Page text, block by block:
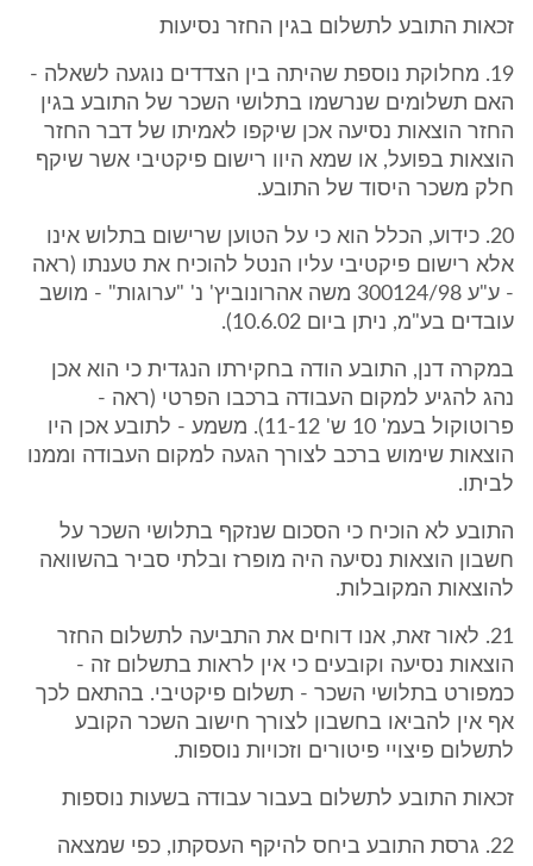
זכאות התובע לתשלום בגין החזר נסיעות
19. מחלוקת נוספת שהיתה בין הצדדים נוגעה לשאלה -
האם תשלומים שנרשמו בתלושי השכר של התובע בגין
החזר הוצאות נסיעה אכן שיקפו לאמיתו של דבר החזר
הוצאות בפועל, או שמא היוו רישום פיקטיבי אשר שיקף
חלק משכר היסוד של התובע.
20. כידוע, הכלל הוא כי על הטוען שרישום בתלוש אינו
אלא רישום פיקטיבי עליו הנטל להוכיח את טענתו (ראה
- ע"ע 300124/98 משה אהרונוביץ' נ' "ערוגות" - מושב
עובדים בע"מ, ניתן ביום 10.6.02).
במקרה דנן, התובע הודה בחקירתו הנגדית כי הוא אכן
נהג להגיע למקום העבודה ברכבו הפרטי (ראה -
פרוטוקול בעמ' 10 ש' 11-12). משמע - לתובע אכן היו
הוצאות שימוש ברכב לצורך הגעה למקום העבודה וממנו
לביתו.
התובע לא הוכיח כי הסכום שנזקף בתלושי השכר על
חשבון הוצאות נסיעה היה מופרז ובלתי סביר בהשוואה
להוצאות המקובלות.
21. לאור זאת, אנו דוחים את התביעה לתשלום החזר
הוצאות נסיעה וקובעים כי אין לראות בתשלום זה -
כמפורט בתלושי השכר - תשלום פיקטיבי. בהתאם לכך
אף אין להביאו בחשבון לצורך חישוב השכר הקובע
לתשלום פיצויי פיטורים וזכויות נוספות.
זכאות התובע לתשלום בעבור עבודה בשעות נוספות
22. גרסת התובע ביחס להיקף העסקתו, כפי שמצאה